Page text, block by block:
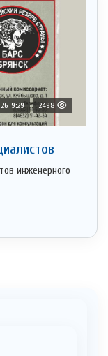
9:29 2498
инженерного